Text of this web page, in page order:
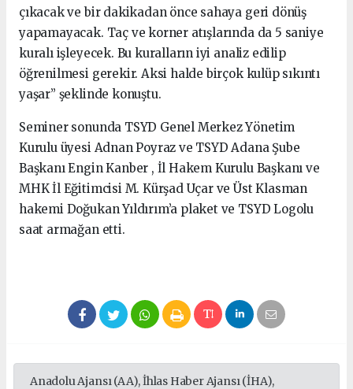
çıkacak ve bir dakikadan önce sahaya geri dönüş
yapamayacak. Taç ve korner atışlarında da 5 saniye
kuralı işleyecek. Bu kuralların iyi analiz edilip
öğrenilmesi gerekir. Aksi halde birçok kulüp sıkıntı
yaşar” şeklinde konuştu.
Seminer sonunda TSYD Genel Merkez Yönetim
Kurulu üyesi Adnan Poyraz ve TSYD Adana Şube
Başkanı Engin Kanber , İl Hakem Kurulu Başkanı ve
MHK İl Eğitimcisi M. Kürşad Uçar ve Üst Klasman
hakemi Doğukan Yıldırım’a plaket ve TSYD Logolu
saat armağan etti.
Anadolu Ajansı (AA), İhlas Haber Ajansı (İHA),